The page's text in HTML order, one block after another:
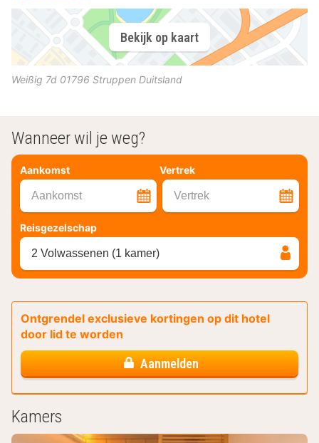
Bekijk op kaart
Weißig 7d 01796 Struppen Duitsland
Wanneer wil je weg?
Aankomst Vertrek
Aankomst Vertrek
Reisgezelschap
2 Volwassenen (1 kamer)
Ontgrendel exclusieve kortingen op dit hotel
door lid te worden
Aanmelden
Kamers